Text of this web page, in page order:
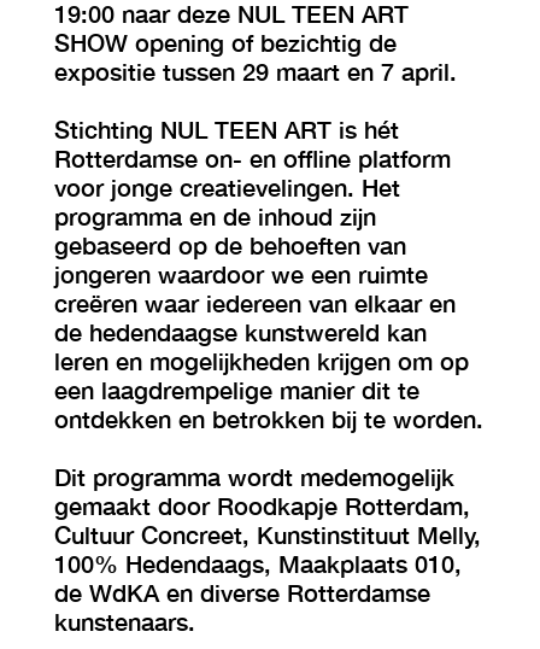
19:00 naar deze NUL TEEN ART
SHOW opening of bezichtig de
expositie tussen 29 maart en 7 april.
Stichting NUL TEEN ART is hét
Rotterdamse on- en offline platform
voor jonge creatievelingen. Het
programma en de inhoud zijn
gebaseerd op de behoeften van
jongeren waardoor we een ruimte
creëren waar iedereen van elkaar en
de hedendaagse kunstwereld kan
leren en mogelijkheden krijgen om op
een laagdrempelige manier dit te
ontdekken en betrokken bij te worden.
Dit programma wordt medemogelijk
gemaakt door Roodkapje Rotterdam,
Cultuur Concreet, Kunstinstituut Melly,
100% Hedendaags, Maakplaats 010,
de WdKA en diverse Rotterdamse
kunstenaars.